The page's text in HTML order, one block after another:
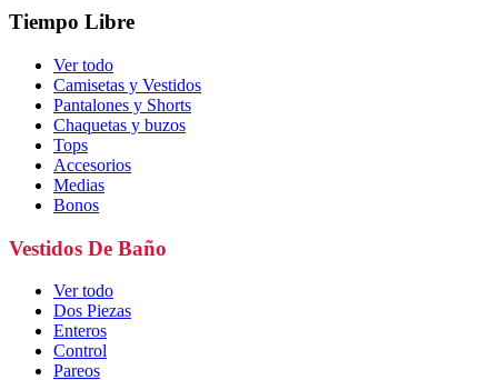
Tiempo Libre
Ver todo
Camisetas y Vestidos
Pantalones y Shorts
Chaquetas y buzos
Tops
Accesorios
Medias
Bonos
Vestidos De Baño
Ver todo
Dos Piezas
Enteros
Control
Pareos